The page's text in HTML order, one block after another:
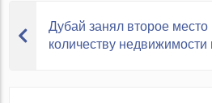
Дубай занял второе
количеству